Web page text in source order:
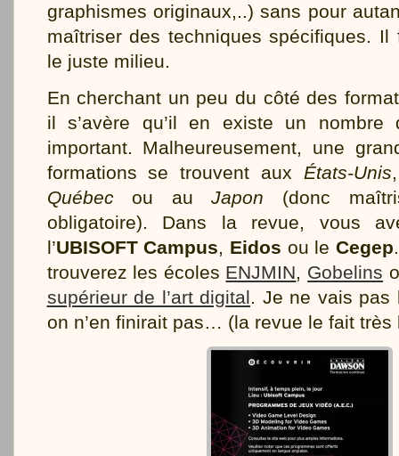
graphismes originaux,..) sans pour
maîtriser des techniques spécifiques. Il
le juste milieu.
En cherchant un peu du côté des
il s’avère qu’il en existe un
important. Malheureusement, une
formations se trouvent aux États-Unis
Québecou auJapon (donc
obligatoire). Dans la revue, vous
l’UBISOFT Campus, Eidos ou leCegep
trouverez les écoles ENJMIN, Gobelins
supérieur de l’art digital. Je ne vais pas
on n’en finirait pas… (la revue le fait très